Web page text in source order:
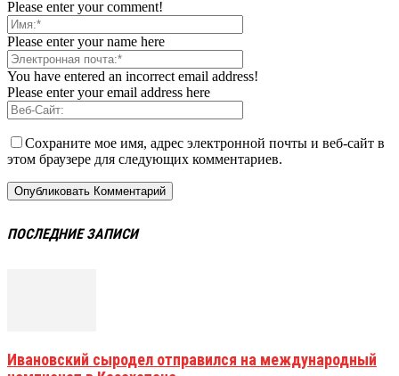
Please enter your comment!
Please enter your name here
You have entered an incorrect email address!
Please enter your email address here
Сохраните мое имя, адрес электронной почты и веб-сайт в
этом браузере для следующих комментариев.
ПОСЛЕДНИЕ ЗАПИСИ
Ивановский сыродел отправился на международный